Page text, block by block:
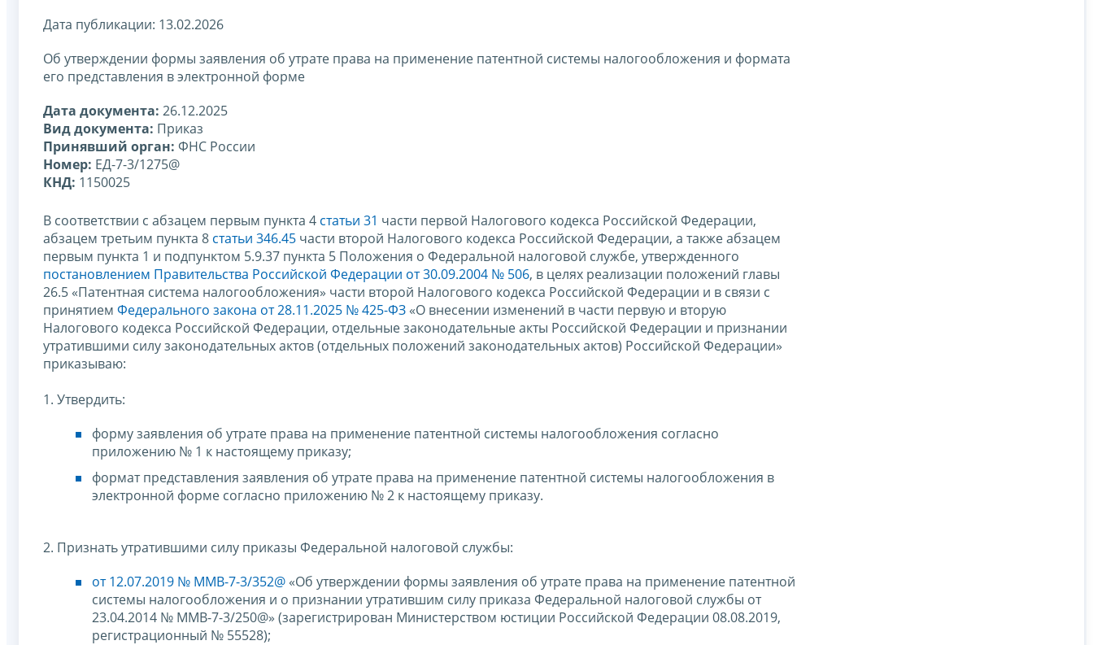
Дата публикации: 13.02.2026
Об утверждении формы заявления об утрате права на применение патентной системы налогообложения и формата
его представления в электронной форме
Дата документа: 26.12.2025
Вид документа: Приказ
Принявший орган: ФНС России
Номер: ЕД-7-3/1275@
КНД: 1150025
В соответствии с абзацем первым пункта 4 статьи 31 части первой Налогового кодекса Российской Федерации,
абзацем третьим пункта 8 статьи 346.45 части второй Налогового кодекса Российской Федерации, а также абзацем
первым пункта 1 и подпунктом 5.9.37 пункта 5 Положения о Федеральной налоговой службе, утвержденного
постановлением Правительства Российской Федерации от 30.09.2004 № 506, в целях реализации положений главы
26.5 «Патентная система налогообложения» части второй Налогового кодекса Российской Федерации и в связи с
принятием Федерального закона от 28.11.2025 № 425-ФЗ «О внесении изменений в части первую и вторую
Налогового кодекса Российской Федерации, отдельные законодательные акты Российской Федерации и признании
утратившими силу законодательных актов (отдельных положений законодательных актов) Российской Федерации»
приказываю:
1. Утвердить:
форму заявления об утрате права на применение патентной системы налогообложения согласно
приложению № 1 к настоящему приказу;
формат представления заявления об утрате права на применение патентной системы налогообложения в
электронной форме согласно приложению № 2 к настоящему приказу.
2. Признать утратившими силу приказы Федеральной налоговой службы:
от 12.07.2019 № ММВ-7-3/352@ «Об утверждении формы заявления об утрате права на применение патентной
системы налогообложения и о признании утратившим силу приказа Федеральной налоговой службы от
23.04.2014 № ММВ-7-3/250@» (зарегистрирован Министерством юстиции Российской Федерации 08.08.2019,
регистрационный № 55528);